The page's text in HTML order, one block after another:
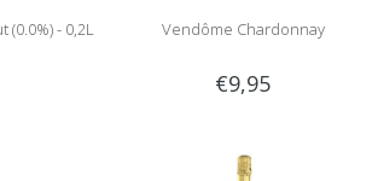
(0.0%) - 0,2L Vendôme Chardonnay
€9,95